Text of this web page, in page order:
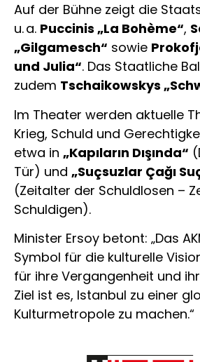
Auf der Bühne zeigt die
u. a. Puccinis „La Bohème“,
„Gilgamesch“ sowie
und Julia“. Das Staatliche
zudem Tschaikowskys
Im Theater werden aktuelle
Krieg, Schuld und
etwa in „Kapıların Dışında“
Tür) und „Suçsuzlar Çağı
(Zeitalter der Schuldlosen –
Schuldigen).
Minister Ersoy betont: „Das
Symbol für die kulturelle
für ihre Vergangenheit und
Ziel ist es, Istanbul zu einer
Kulturmetropole zu machen.“